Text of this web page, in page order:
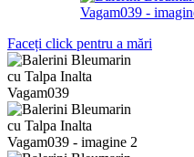
Faceți click pentru a mări